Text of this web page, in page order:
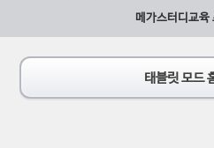
메가스터디교육
태블릿 모드